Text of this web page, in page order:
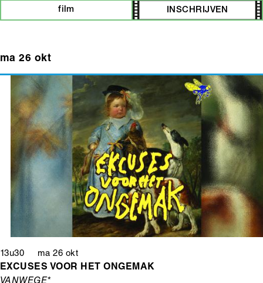
film INSCHRIJVEN
ma 26 okt
13u30 ma 26 okt
EXCUSES VOOR HET ONGEMAK